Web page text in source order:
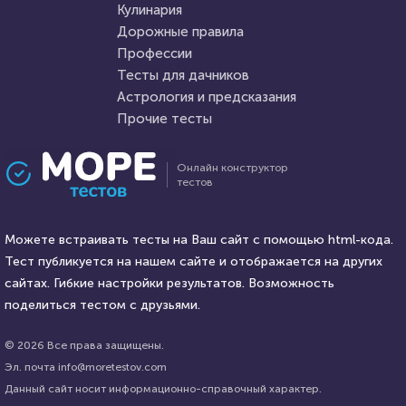
2 января 2021 83750
Прочие тесты
Awdienko HTML - код
22 февраля 2022 10144
16 февраля 2022
Проходили 1716 раз
Тест для кулинаров: секреты
европейской кухни. Что вам о
них известно?
Онлайн конструктор
тестов
Можете встраивать тесты на Ваш сайт с помощью html-кода.
Тест публикуется на нашем сайте и отображается на других
сайтах. Гибкие настройки результатов. Возможность
поделиться тестом с друзьями.
© 2026 Все права защищены.
Эл. почта info@moretestov.com
Данный сайт носит информационно-справочный характер.
Кулинария
Дорожные правила
Профессии
Тесты для дачников
Астрология и предсказания
Прочие тесты